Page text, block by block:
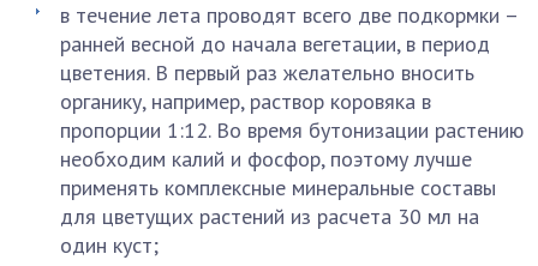
в течение лета проводят всего две подкормки –
ранней весной до начала вегетации, в период
цветения. В первый раз желательно вносить
органику, например, раствор коровяка в
пропорции 1:12. Во время бутонизации растению
необходим калий и фосфор, поэтому лучше
применять комплексные минеральные составы
для цветущих растений из расчета 30 мл на
один куст;